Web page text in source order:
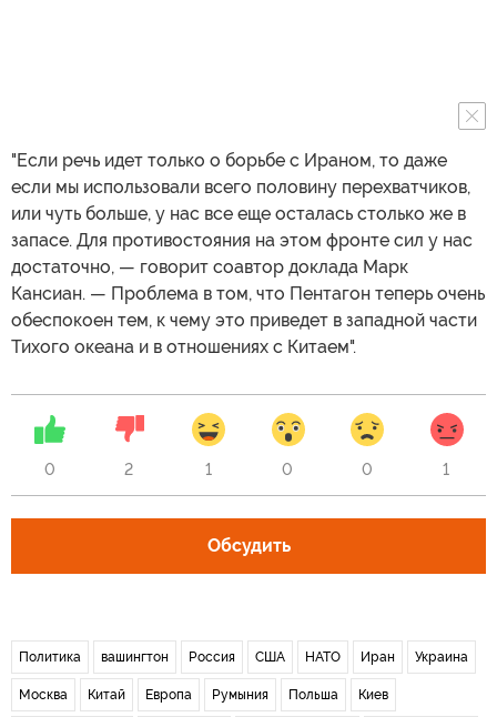
"Если речь идет только о борьбе с Ираном, то даже
если мы использовали всего половину перехватчиков,
или чуть больше, у нас все еще осталась столько же в
запасе. Для противостояния на этом фронте сил у нас
достаточно, — говорит соавтор доклада Марк
Кансиан. — Проблема в том, что Пентагон теперь очень
обеспокоен тем, к чему это приведет в западной части
Тихого океана и в отношениях с Китаем".
0 2 1 0 0 1
Обсудить
Политика вашингтон Россия США НАТО Иран Украина
Москва Китай Европа Румыния Польша Киев